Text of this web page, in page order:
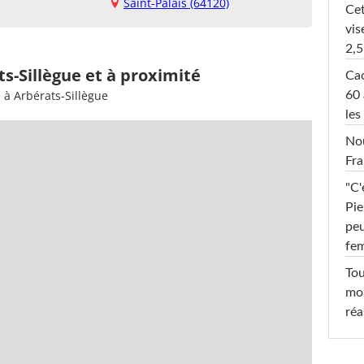
Saint-Palais (64120)
Sillègue et à proximité
Arbérats-Sillègue
60